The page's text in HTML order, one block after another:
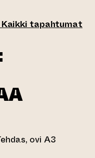
Kaikki tapahtumat
ovi A3
verkkopalveluun)